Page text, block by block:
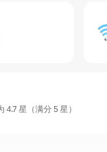
星（满分 5 星）